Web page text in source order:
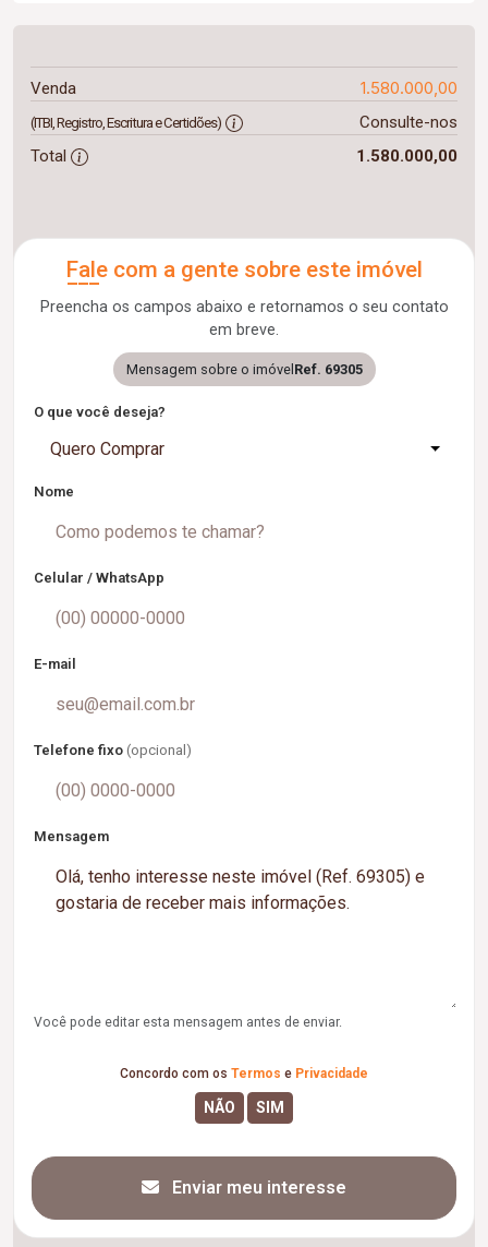
Venda 1.580.000,00
(ITBI, Registro, Escritura e Certidões)
Consulte-nos
Total
1.580.000,00
Fale com a gente sobre este imóvel
Preencha os campos abaixo e retornamos o seu contato
em breve.
Mensagem sobre o imóvel Ref. 69305
O que você deseja?
Quero Comprar
Nome
Celular / WhatsApp
E-mail
Telefone fixo (opcional)
Mensagem
Você pode editar esta mensagem antes de enviar.
Concordo com os Termos e Privacidade
Enviar meu interesse